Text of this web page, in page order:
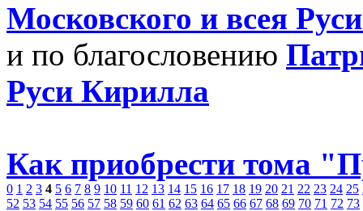
Московского и всея
и по благословению
Руси Кирилла
Как приобрести тома
0 1 2 3 4 5 6 7 8 9 10 11 12 13 14 15 16 17 18 19 20 21 22 23 24 25
52 53 54 55 56 57 58 59 60 61 62 63 64 65 66 67 68 69 70 71 72 73